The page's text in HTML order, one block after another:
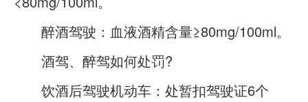
醉酒驾驶：血液酒精含量≥80mg/100ml。
酒驾、醉驾如何处罚?
饮酒后驾驶机动车：处暂扣驾驶证6个